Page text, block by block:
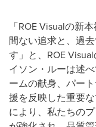
「ROE Visualの新
間ない追求と、過
す」と、ROE
イソン・ルーは述
ームの献身、パー
援を反映した重要
により、私たちの